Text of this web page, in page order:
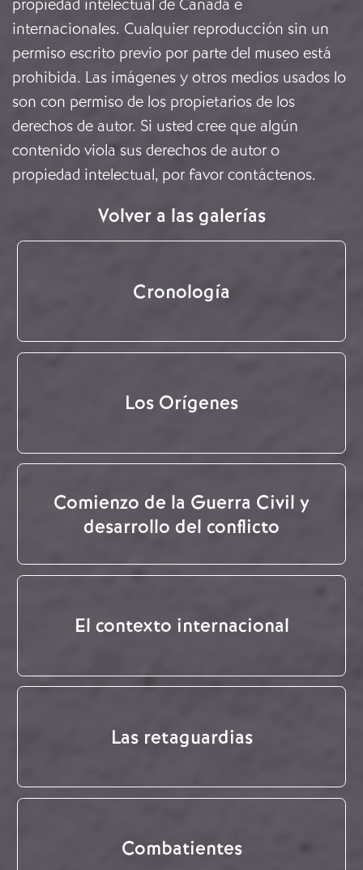
propiedad intelectual de Canadá e
internacionales. Cualquier reproducción sin un
permiso escrito previo por parte del museo está
prohibida. Las imágenes y otros medios usados lo
son con permiso de los propietarios de los
derechos de autor. Si usted cree que algún
contenido viola sus derechos de autor o
propiedad intelectual, por favor contáctenos.
Volver a las galerías
Cronología
Los Orígenes
Comienzo de la Guerra Civil y
desarrollo del conflicto
El contexto internacional
Las retaguardias
Combatientes